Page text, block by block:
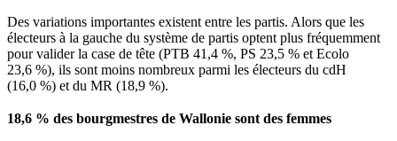
Des variations importantes existent entre les partis. Alors que les
électeurs à la gauche du système de partis optent plus fréquemment
pour valider la case de tête (PTB 41,4 %, PS 23,5 % et Ecolo
23,6 %), ils sont moins nombreux parmi les électeurs du cdH
(16,0 %) et du MR (18,9 %).
18,6 % des bourgmestres de Wallonie sont des femmes